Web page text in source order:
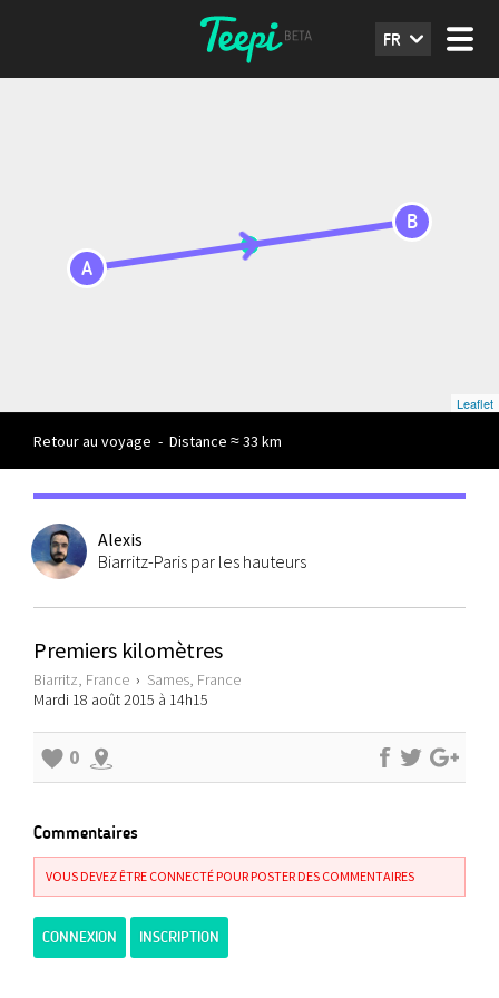
FR
A
B
Leaflet
Retour au voyage - Distance ≈ 33 km
Alexis
Biarritz-Paris par les hauteurs
Premiers kilomètres
Biarritz, France › Sames, France
Mardi 18 août 2015 à 14h15
0
Commentaires
VOUS DEVEZ ÊTRE CONNECTÉ POUR POSTER DES COMMENTAIRES
CONNEXION INSCRIPTION